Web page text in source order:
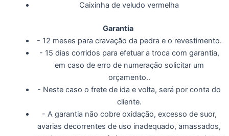
Caixinha de veludo vermelha
Garantia
- 12 meses para cravação da pedra e o revestimento.
- 15 dias corridos para efetuar a troca com garantia,
em caso de erro de numeração solicitar um
orçamento..
- Neste caso o frete de ida e volta, será por conta do
cliente.
- A garantia não cobre oxidação, excesso de suor,
avarias decorrentes de uso inadequado, amassados,